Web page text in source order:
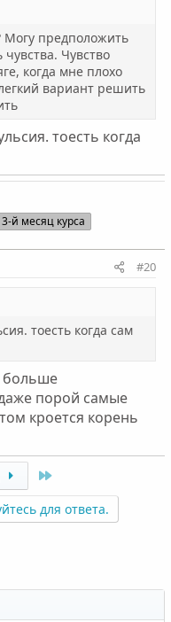
Могу предположить
Чувство
когда мне плохо
вариант решить
тоесть когда
3-й месяц курса
#20
тоесть когда сам
больше
порой самые
кроется корень
для ответа.
почта